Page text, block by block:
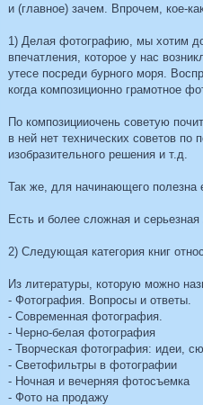
и (главное) зачем. Впрочем, кое-
1) Делая фотографию, мы хотим
впечатления, которое у нас
утесе посреди бурного моря.
когда композиционно грамотное
По композицииочень советую
в ней нет технических советов
изобразительного решения и т.д.
Так же, для начинающего
Есть и более сложная и серьезная
2) Следующая категория книг
Из литературы, которую можно
- Фотография. Вопросы и ответы.
- Современная фотография.
- Черно-белая фотография
- Творческая фотография: идеи,
- Светофильтры в фотографии
- Ночная и вечерняя фотосъемка
- Фото на продажу